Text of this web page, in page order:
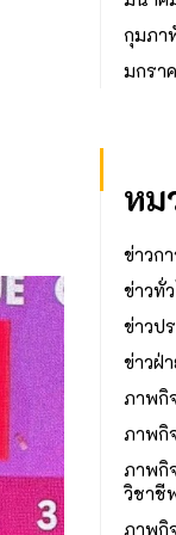
กุมภา
มกรา
หม
ข่าวก
ข่าวทั่
ข่าวป
ข่าวฝ่
ภาพกิ
ภาพกิ
ภาพกิ
วิชาชี
ภาพกิ